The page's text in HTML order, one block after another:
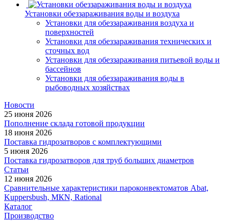
Установки обеззараживания воды и воздуха
Установки для обеззараживания воздуха и
поверхностей
Установки для обеззараживания технических и
сточных вод
Установки для обеззараживания питьевой воды и
бассейнов
Установки для обеззараживания воды в
рыбоводных хозяйствах
Новости
25 июня 2026
Пополнение склада готовой продукции
18 июня 2026
Поставка гидрозатворов с комплектующими
5 июня 2026
Поставка гидрозатворов для труб больших диаметров
Статьи
12 июня 2026
Сравнительные характеристики пароконвектоматов Abat,
Kuppersbush, МКN, Rational
Каталог
Производство